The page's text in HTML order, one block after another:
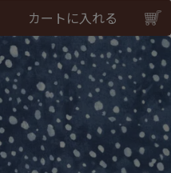
カートに入れる